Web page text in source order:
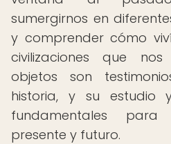
sumergirnos en
y comprender cómo
civilizaciones que nos
objetos son
historia, y su estudio
fundamentales para
presente y futuro.